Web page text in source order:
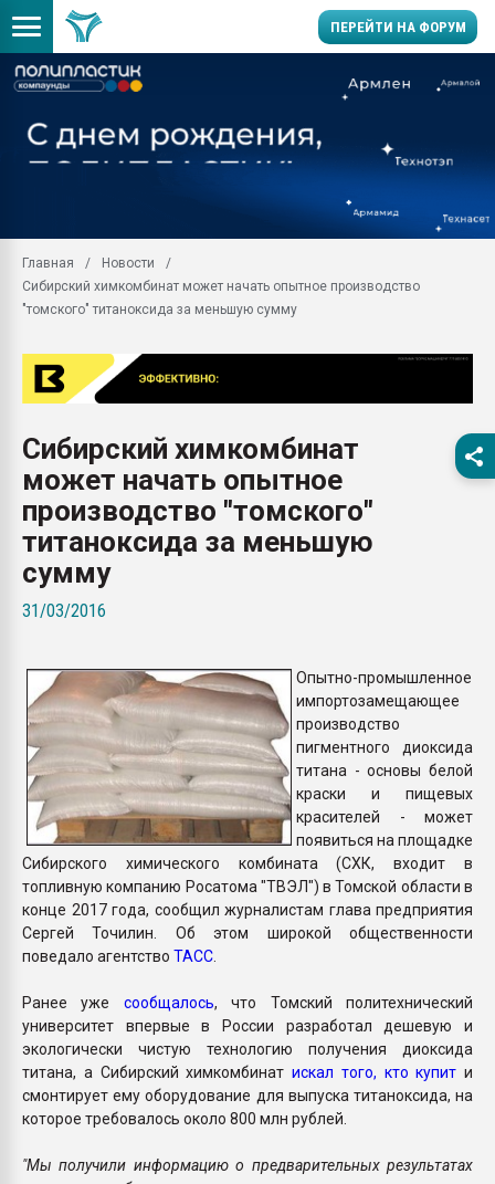
ПЕРЕЙТИ НА ФОРУМ
Вакуум-формовочные
ближайшее
28.07.2026
Всё, что касается
вакуумного
Продам отходы
поликарбоната и АБС-
Armaloy PC/ABS-1IM
Главная
Новости
Сибирский химкомбинат может начать опытное производство
"томского" титаноксида за меньшую сумму
Сибирский химкомбинат
может начать опытное
производство "томского"
титаноксида за меньшую
сумму
31/03/2016
Опытно-промышленное
импортозамещающее
производство
пигментного диоксида
титана - основы белой
краски и пищевых
красителей - может
появиться на площадке
Сибирского химического комбината (СХК, входит в
топливную компанию Росатома "ТВЭЛ") в Томской области в
конце 2017 года, сообщил журналистам глава предприятия
Сергей Точилин. Об этом широкой общественности
поведало агентство ТАСС
Ранее уже сообщалось, что Томский политехнический
университет впервые в России разработал дешевую и
экологически чистую технологию получения диоксида
титана, а Сибирский химкомбинат искал того, кто купит и
смонтирует ему оборудование для выпуска титаноксида, на
которое требовалось около 800 млн рублей.
"Мы получили информацию о предварительных результатах